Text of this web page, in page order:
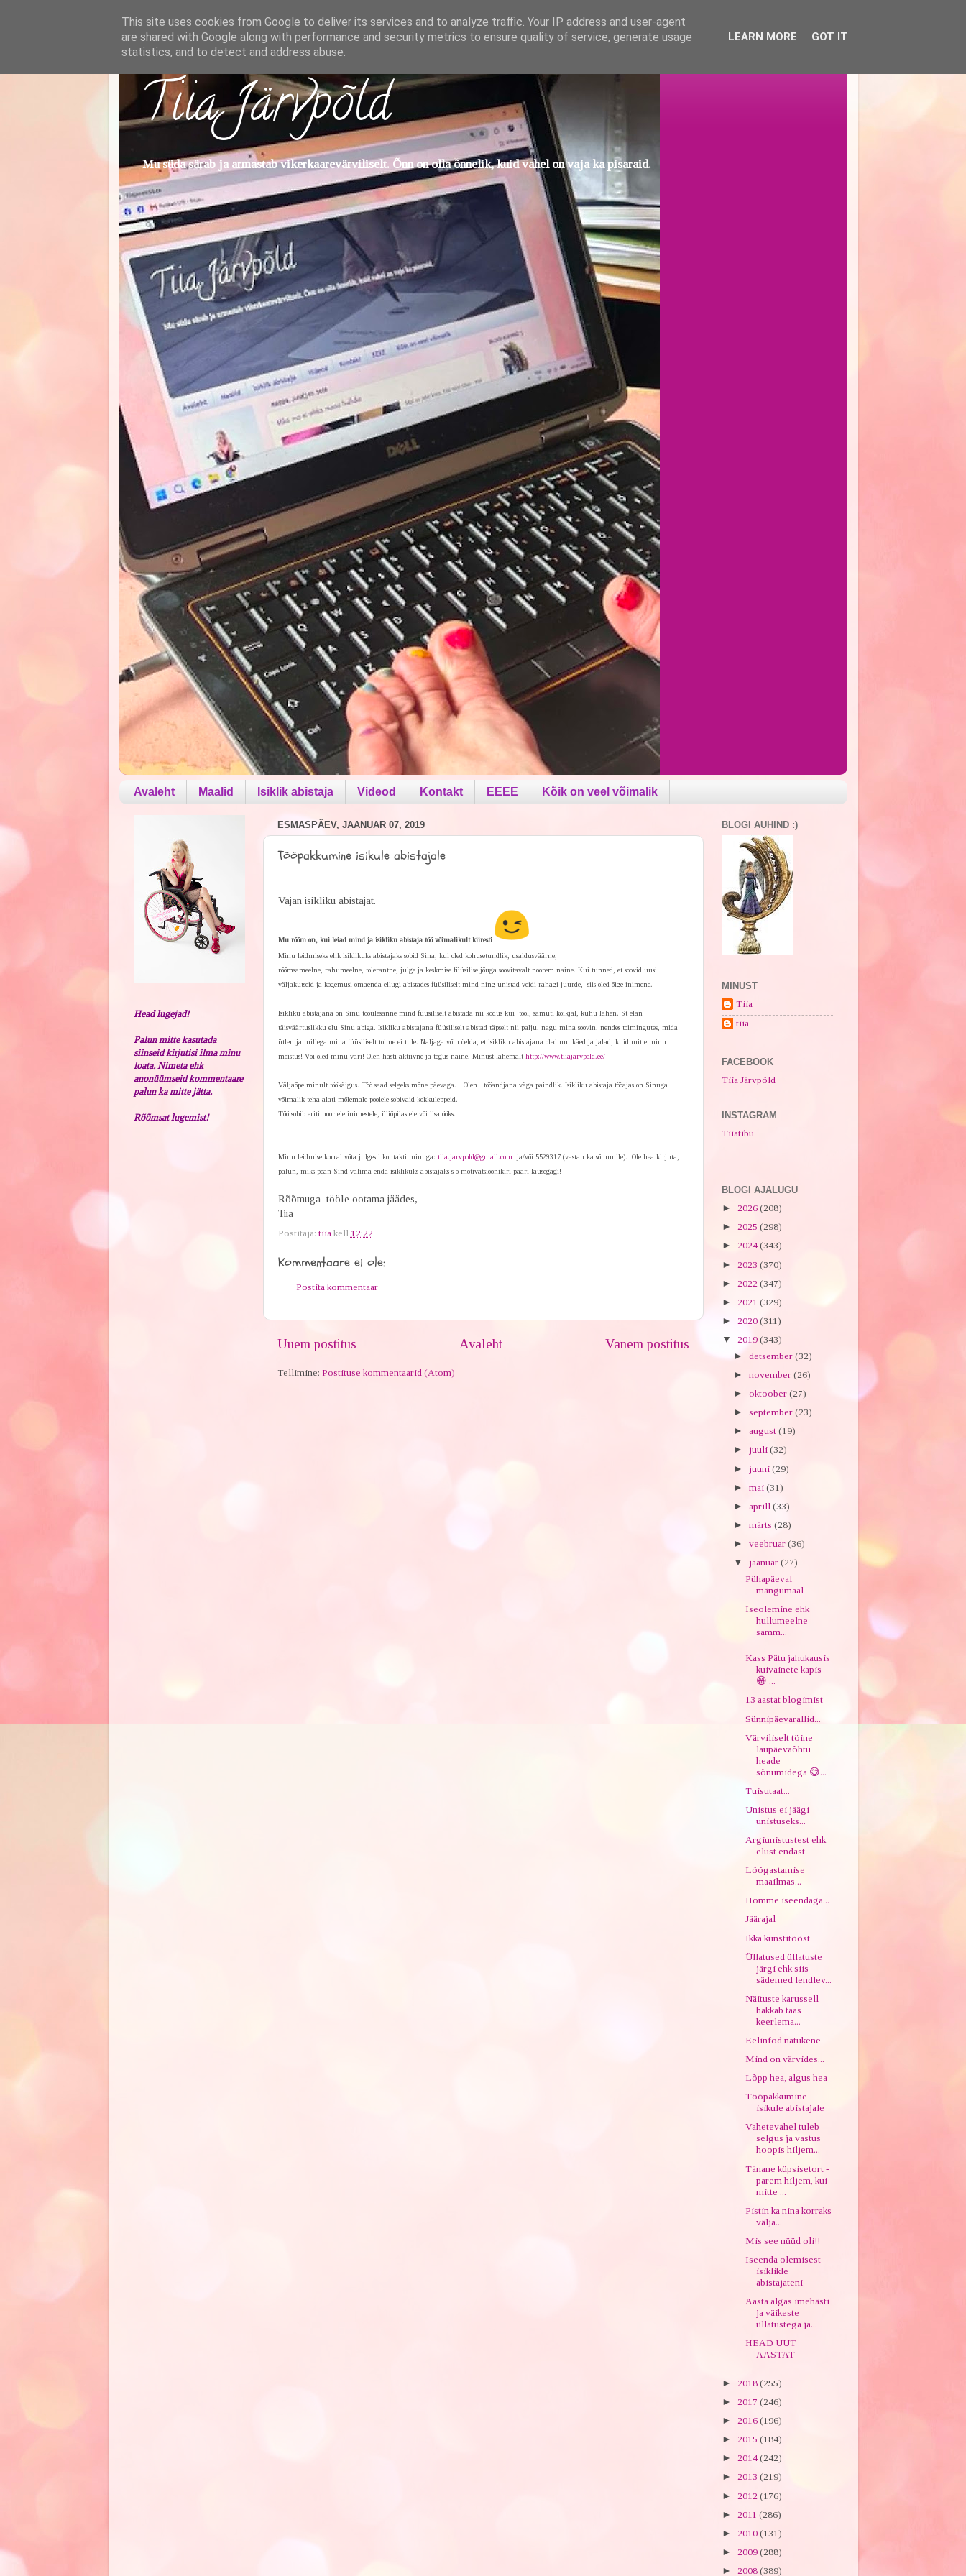
Tiia Järvpõld
Mu süda särab ja armastab vikerkaarevärviliselt. Õnn on olla õnnelik, kuid vahel on vaja ka pisaraid.
Avaleht Maalid Isiklik abistaja Videod Kontakt EEEE Kõik on veel võimalik
ESMASPÄEV, JAANUAR 07, 2019
Tööpakkumine isikule abistajale
Vajan isikliku abistajat.
Mu rõõm on, kui leiad mind ja isikliku abistaja töö võimalikult kiiresti
Minu leidmiseks ehk isiklikuks abistajaks sobid Sina, kui oled kohusetundlik, usaldusväärne,
rõõmsameelne, rahumeelne, tolerantne, julge ja keskmise füüsilise jõuga soovitavalt noorem naine. Kui tunned, et soovid uusi
väljakutseid ja kogemusi omaenda ellugi abistades füüsiliselt mind ning unistad veidi rahagi juurde, siis oled õige inimene.
Isikliku abistajana on Sinu tööülesanne mind füüsiliselt abistada nii kodus kui tööl, samuti kõikjal, kuhu lähen. St elan
täisväärtuslikku elu Sinu abiga. Isikliku abistajana füüsiliselt abistad täpselt nii palju, nagu mina soovin, nendes toimingutes, mida
ütlen ja millega mina füüsiliselt toime ei tule. Naljaga võin öelda, et isikliku abistajana oled mu käed ja jalad, kuid mitte minu
mõistus! Või oled minu vari! Olen hästi aktiivne ja tegus naine. Minust lähemalt http://www.tiiajarvpold.ee/
Väljaõpe minult töökäigus. Töö saad selgeks mõne päevaga.
Olen tööandjana väga paindlik. Isikliku abistaja tööajas on Sinuga
võimalik teha alati mõlemale poolele sobivaid kokkuleppeid.
Töö sobib eriti noortele inimestele, üliõpilastele või lisatööks.
Minu leidmise korral võta julgesti kontakti minuga: tiia.jarvpold@gmail.com ja/või 5529317 (vastan ka sõnumile). Ole hea kirjuta,
palun, miks pean Sind valima enda isiklikuks abistajaks s o motivatsioonikiri paari lausegagi!
Rõõmuga tööle ootama jäädes,
Tiia
Postitaja: tiia kell 12:22
Kommentaare ei ole:
Postita kommentaar
Uuem postitus Vanem postitus
Avaleht
Tellimine: Postituse kommentaarid (Atom)
Head lugejad!
Palun mitte kasutada
siinseid kirjutisi ilma minu
loata. Nimeta ehk
anonüümseid kommentaare
palun ka mitte jätta.
Rõõmsat lugemist!
BLOGI AUHIND :)
MINUST
Tiia
tiia
FACEBOOK
Tiia Järvpõld
INSTAGRAM
Tiiatibu
BLOGI AJALUGU
► 2026 (208)
► 2025 (298)
► 2024(343)
► 2023 (370)
► 2022 (347)
► 2021 (329)
► 2020 (311)
▼ 2019 (343)
► detsember (32)
► november (26)
► oktoober (27)
► september (23)
► august (19)
► juuli (32)
► juuni (29)
► mai (31)
► aprill (33)
► märts (28)
► veebruar (36)
▼ jaanuar (27)
Pühapäeval
mängumaal
Iseolemine ehk
hullumeelne
samm...
Kass Pätu jahukausis
kuivainete kapis
😁 ...
13 aastat blogimist
Sünnipäevarallid...
Värviliselt töine
laupäevaõhtu
heade
sõnumidega 😅...
Tuisutaat...
Unistus ei jäägi
unistuseks...
Argiunistustest ehk
elust endast
Lõõgastamise
maailmas...
Homme iseendaga...
Jäärajal
Ikka kunstitööst
Üllatused üllatuste
järgi ehk siis
sädemed lendlev...
Näituste karussell
hakkab taas
keerlema...
Eelinfod natukene
Mind on värvides...
Lõpp hea, algus hea
Tööpakkumine
isikule abistajale
Vahetevahel tuleb
selgus ja vastus
hoopis hiljem...
Tänane küpsisetort -
parem hiljem, kui
mitte ...
Pistin ka nina korraks
välja...
Mis see nüüd oli!!
Iseenda olemisest
isiklikle
abistajateni
Aasta algas imehästi
ja väikeste
üllatustega ja...
HEAD UUT
AASTAT
► 2018 (255)
► 2017 (246)
► 2016 (196)
► 2015 (184)
► 2014(242)
► 2013 (219)
► 2012 (176)
► 2011 (286)
► 2010 (131)
► 2009 (288)
► 2008 (389)
This site uses cookies from Google to deliver its services and to analyze traffic. Your IP address and user-agent
are shared with Google along with performance and security metrics to ensure quality of service, generate usage
statistics, and to detect and address abuse.
LEARN MORE GOT IT